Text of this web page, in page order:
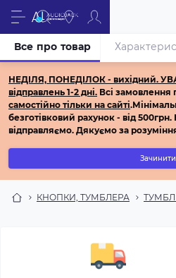
НЕДІЛЯ, ПОНЕДІЛОК - вихідний.
відправлень 1-2 дні. Всі замовлення
самостійно тільки на сайті.
безготівковий рахунок - від 500грн.
відправляємо. Дякуємо за
Зачинити
КНОПКИ, ТУМБЛЕРА
Все про товар